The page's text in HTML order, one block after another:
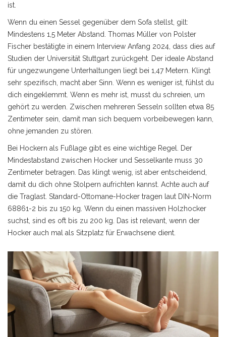
ist.
Wenn du einen Sessel gegenüber dem Sofa stellst, gilt:
Mindestens 1,5 Meter Abstand. Thomas Müller von Polster
Fischer bestätigte in einem Interview Anfang 2024, dass dies auf
Studien der Universität Stuttgart zurückgeht. Der ideale Abstand
für ungezwungene Unterhaltungen liegt bei 1,47 Metern. Klingt
sehr spezifisch, macht aber Sinn. Wenn es weniger ist, fühlst du
dich eingeklemmt. Wenn es mehr ist, musst du schreien, um
gehört zu werden. Zwischen mehreren Sesseln sollten etwa 85
Zentimeter sein, damit man sich bequem vorbeibewegen kann,
ohne jemanden zu stören.
Bei Hockern als Fußlage gibt es eine wichtige Regel. Der
Mindestabstand zwischen Hocker und Sesselkante muss 30
Zentimeter betragen. Das klingt wenig, ist aber entscheidend,
damit du dich ohne Stolpern aufrichten kannst. Achte auch auf
die Traglast. Standard-Ottomane-Hocker tragen laut DIN-Norm
68861-2 bis zu 150 kg. Wenn du einen massiven Holzhocker
suchst, sind es oft bis zu 200 kg. Das ist relevant, wenn der
Hocker auch mal als Sitzplatz für Erwachsene dient.